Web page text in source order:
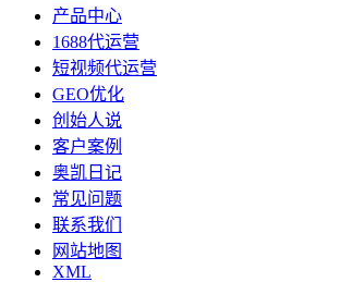
产品中心
1688代运营
短视频代运营
GEO优化
创始人说
客户案例
奥凯日记
常见问题
联系我们
网站地图
XML